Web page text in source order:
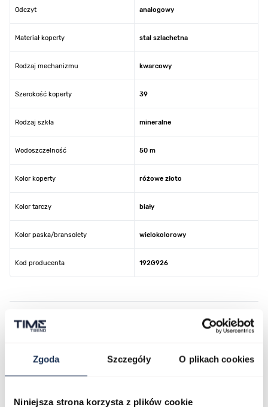
Zgoda Szczegóły O plikach cookies
Niniejsza strona korzysta z plików cookie
Odczyt analogowy
Materiał koperty stal szlachetna
Rodzaj mechanizmu kwarcowy
Szerokość koperty 39
Rodzaj szkła mineralne
Wodoszczelność 50 m
Kolor koperty różowe złoto
Kolor tarczy biały
Kolor paska/bransolety wielokolorowy
Kod producenta 192G926
O marce
Zapytaj o produkt